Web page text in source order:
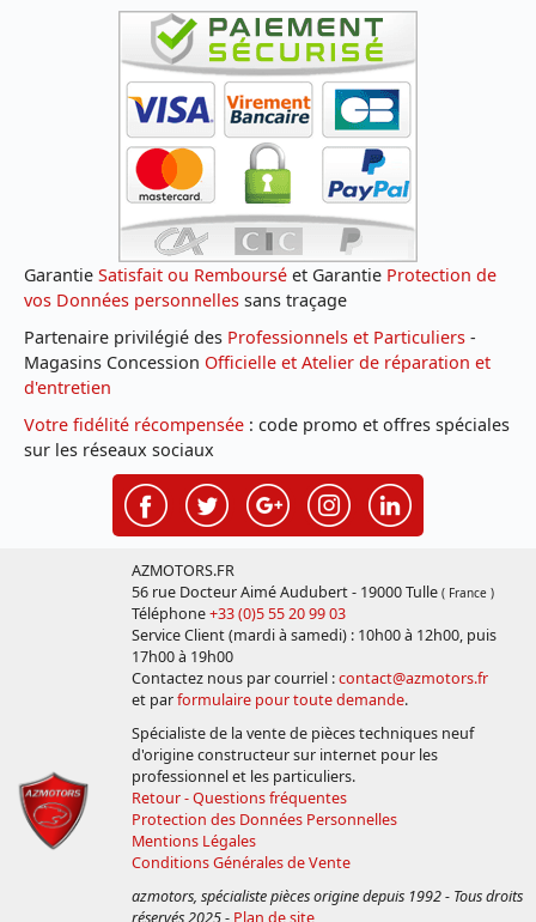
Garantie Satisfait ou Remboursé et Garantie Protection de
vos Données personnelles sans traçage
Partenaire privilégié des Professionnels et Particuliers -
Magasins Concession Officielle et Atelier de réparation et
d'entretien
Votre fidélité récompensée : code promo et offres spéciales
sur les réseaux sociaux
AZMOTORS.FR
56 rue Docteur Aimé Audubert - 19000 Tulle ( France )
Téléphone+33 (0)5 55 20 99 03
Service Client (mardi à samedi) : 10h00 à 12h00, puis
17h00 à 19h00
Contactez nous par courriel :contact@azmotors.fr
et parformulaire pour toute demande.
Spécialiste de la vente de pièces techniques neuf
d'origine constructeur sur internet pour les
professionnel et les particuliers.
Retour - Questions fréquentes
Protection des Données Personnelles
Mentions Légales
Conditions Générales de Vente
azmotors, spécialiste pièces origine depuis 1992 - Tous droits
réservés 2025- Plan de site